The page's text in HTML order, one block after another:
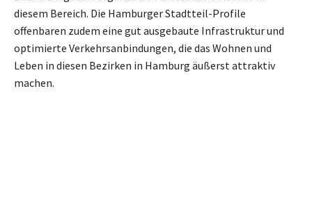
diesem Bereich. Die Hamburger Stadtteil-Profile
offenbaren zudem eine gut ausgebaute Infrastruktur und
optimierte Verkehrsanbindungen, die das Wohnen und
Leben in diesen Bezirken in Hamburg äußerst attraktiv
machen.